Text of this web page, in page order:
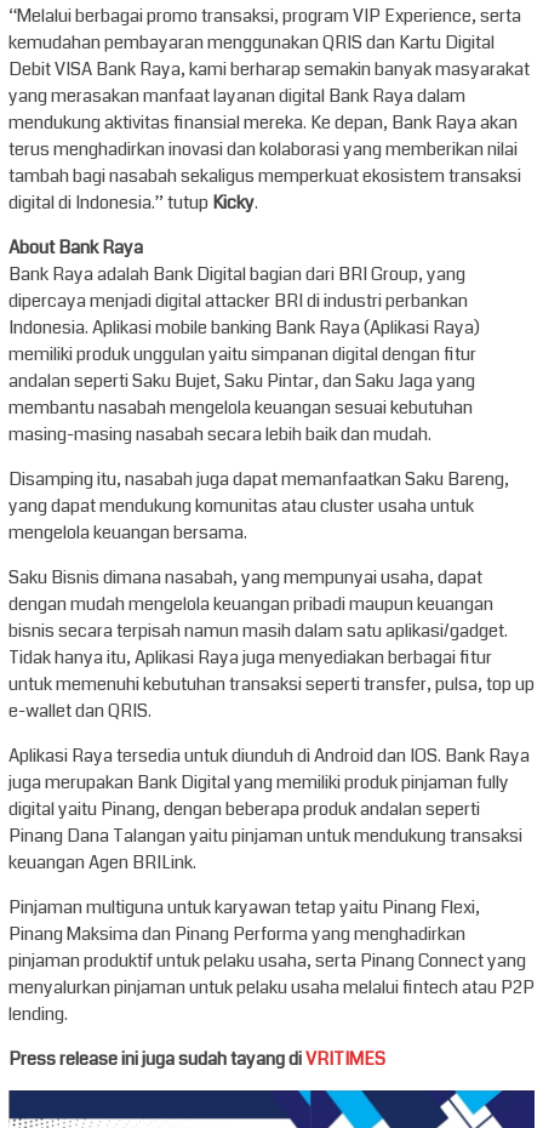
“Melalui berbagai promo transaksi, program VIP Experience, serta
kemudahan pembayaran menggunakan QRIS dan Kartu Digital
Debit VISA Bank Raya, kami berharap semakin banyak masyarakat
yang merasakan manfaat layanan digital Bank Raya dalam
mendukung aktivitas finansial mereka. Ke depan, Bank Raya akan
terus menghadirkan inovasi dan kolaborasi yang memberikan nilai
tambah bagi nasabah sekaligus memperkuat ekosistem transaksi
digital di Indonesia.” tutupKicky.
About Bank Raya
Bank Raya adalah Bank Digital bagian dari BRI Group, yang
dipercaya menjadi digital attacker BRI di industri perbankan
Indonesia. Aplikasi mobile banking Bank Raya (Aplikasi Raya)
memiliki produk unggulan yaitu simpanan digital dengan fitur
andalan seperti Saku Bujet, Saku Pintar, dan Saku Jaga yang
membantu nasabah mengelola keuangan sesuai kebutuhan
masing-masing nasabah secara lebih baik dan mudah.
Disamping itu, nasabah juga dapat memanfaatkan Saku Bareng,
yang dapat mendukung komunitas atau cluster usaha untuk
mengelola keuangan bersama.
Saku Bisnis dimana nasabah, yang mempunyai usaha, dapat
dengan mudah mengelola keuangan pribadi maupun keuangan
bisnis secara terpisah namun masih dalam satu aplikasi/gadget.
Tidak hanya itu, Aplikasi Raya juga menyediakan berbagai fitur
untuk memenuhi kebutuhan transaksi seperti transfer, pulsa, top up
e-wallet dan QRIS.
Aplikasi Raya tersedia untuk diunduh di Android dan IOS. Bank Raya
juga merupakan Bank Digital yang memiliki produk pinjaman fully
digital yaitu Pinang, dengan beberapa produk andalan seperti
Pinang Dana Talangan yaitu pinjaman untuk mendukung transaksi
keuangan Agen BRILink.
Pinjaman multiguna untuk karyawan tetap yaitu Pinang Flexi,
Pinang Maksima dan Pinang Performa yang menghadirkan
pinjaman produktif untuk pelaku usaha, serta Pinang Connect yang
menyalurkan pinjaman untuk pelaku usaha melalui fintech atau P2P
lending.
Press release ini juga sudah tayang diVRITIMES